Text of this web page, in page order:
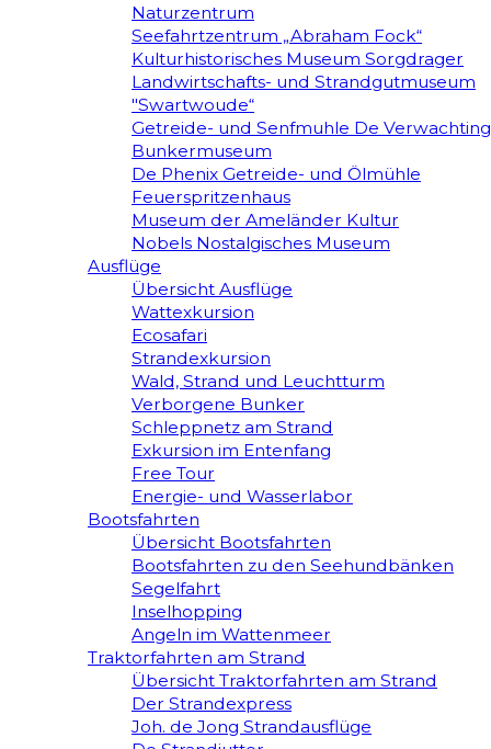
Naturzentrum
Seefahrtzentrum „Abraham Fock“
Kulturhistorisches Museum Sorgdrager
Landwirtschafts- und Strandgutmuseum
"Swartwoude“
Getreide- und Senfmuhle De Verwachting
Bunkermuseum
De Phenix Getreide- und Ölmühle
Feuerspritzenhaus
Museum der Ameländer Kultur
Nobels Nostalgisches Museum
Ausflüge
Übersicht Ausflüge
Wattexkursion
Ecosafari
Strandexkursion
Wald, Strand und Leuchtturm
Verborgene Bunker
Schleppnetz am Strand
Exkursion im Entenfang
Free Tour
Energie- und Wasserlabor
Bootsfahrten
Übersicht Bootsfahrten
Bootsfahrten zu den Seehundbänken
Segelfahrt
Inselhopping
Angeln im Wattenmeer
Traktorfahrten am Strand
Übersicht Traktorfahrten am Strand
Der Strandexpress
Joh. de Jong Strandausflüge